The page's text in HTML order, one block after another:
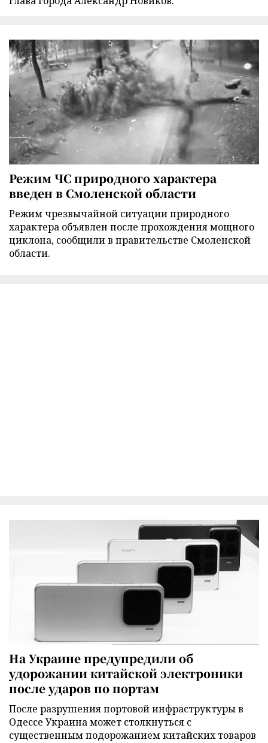
Режим ЧС природного характера
введен в Смоленской области
Режим чрезвычайной ситуации природного
характера объявлен после прохождения мощного
циклона, сообщили в правительстве Смоленской
области.
На Украине предупредили об
удорожании китайской электроники
после ударов по портам
После разрушения портовой инфраструктуры в
Одессе Украина может столкнуться с
существенным подорожанием китайских товаров